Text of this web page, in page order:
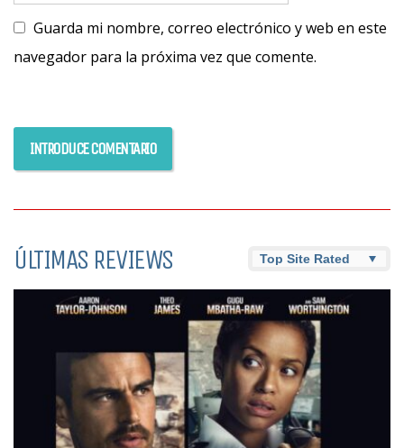
Guarda mi nombre, correo electrónico y web en este
navegador para la próxima vez que comente.
ÚLTIMAS REVIEWS